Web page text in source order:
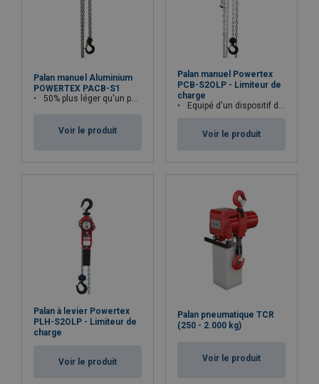
Marquage:
Finition:
Norme:
Coefficient de sécurité:
Palan manuel Aluminium
POWERTEX PACB-S1
50% plus léger qu'un palan standard similaire
Voir le produit
Palan manuel Powertex
PCB-S2OLP - Limiteur de
charge
Equipé d'un dispositif de protection contre les surcharges
Voir le produit
Palan à levier Powertex
PLH-S2OLP - Limiteur de
charge
Voir le produit
Palan pneumatique TCR
(250 - 2.000 kg)
Voir le produit